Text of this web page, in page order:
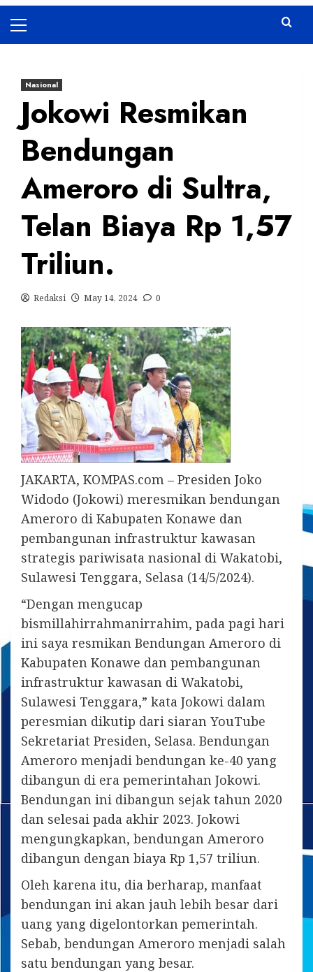
Menu
Nasional
Jokowi Resmikan
Bendungan
Ameroro di Sultra,
Telan Biaya Rp 1,57
Triliun.
Redaksi May 14, 2024 0
JAKARTA, KOMPAS.com – Presiden Joko
Widodo (Jokowi) meresmikan bendungan
Ameroro di Kabupaten Konawe dan
pembangunan infrastruktur kawasan
strategis pariwisata nasional di Wakatobi,
Sulawesi Tenggara, Selasa (14/5/2024).
“Dengan mengucap
bismillahirrahmanirrahim, pada pagi hari
ini saya resmikan Bendungan Ameroro di
Kabupaten Konawe dan pembangunan
infrastruktur kawasan di Wakatobi,
Sulawesi Tenggara,” kata Jokowi dalam
peresmian dikutip dari siaran YouTube
Sekretariat Presiden, Selasa. Bendungan
Ameroro menjadi bendungan ke-40 yang
dibangun di era pemerintahan Jokowi.
Bendungan ini dibangun sejak tahun 2020
dan selesai pada akhir 2023. Jokowi
mengungkapkan, bendungan Ameroro
dibangun dengan biaya Rp 1,57 triliun.
Oleh karena itu, dia berharap, manfaat
bendungan ini akan jauh lebih besar dari
uang yang digelontorkan pemerintah.
Sebab, bendungan Ameroro menjadi salah
satu bendungan yang besar.